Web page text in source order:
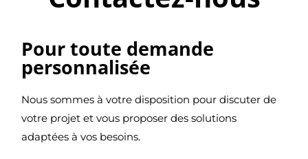
Pour toute demande
personnalisée
Nous sommes à votre disposition pour discuter de
votre projet et vous proposer des solutions
adaptées à vos besoins.